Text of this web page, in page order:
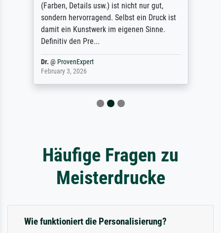
(Farben, Details usw.) ist nicht nur gut,
sondern hervorragend. Selbst ein Druck ist
damit ein Kunstwerk im eigenen Sinne.
Definitiv den Pre...
Dr. @ ProvenExpert
February 3, 2026
Häufige Fragen zu
Meisterdrucke
Wie funktioniert die Personalisierung?